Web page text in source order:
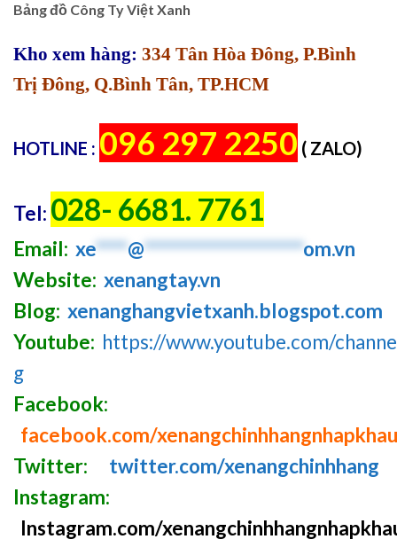
Bảng đồ Công Ty Việt Xanh
Kho xem hàng: 334 Tân Hòa Đông, P.Bình
Trị Đông, Q.Bình Tân, TP.HCM
HOTLINE : 096 297 2250 ( ZALO)
Tel: 028- 6681. 7761
Email: xe****@********************om.vn
Website: xenangtay.vn
Blog: xenanghangvietxanh.blogspot.com
Youtube: https://www.youtube.com/
g
Facebook:
facebook.com/xenangchinhhangnhapkhau
Twitter:
twitter.com/xenangchinhhang
Instagram:
Instagram.com/